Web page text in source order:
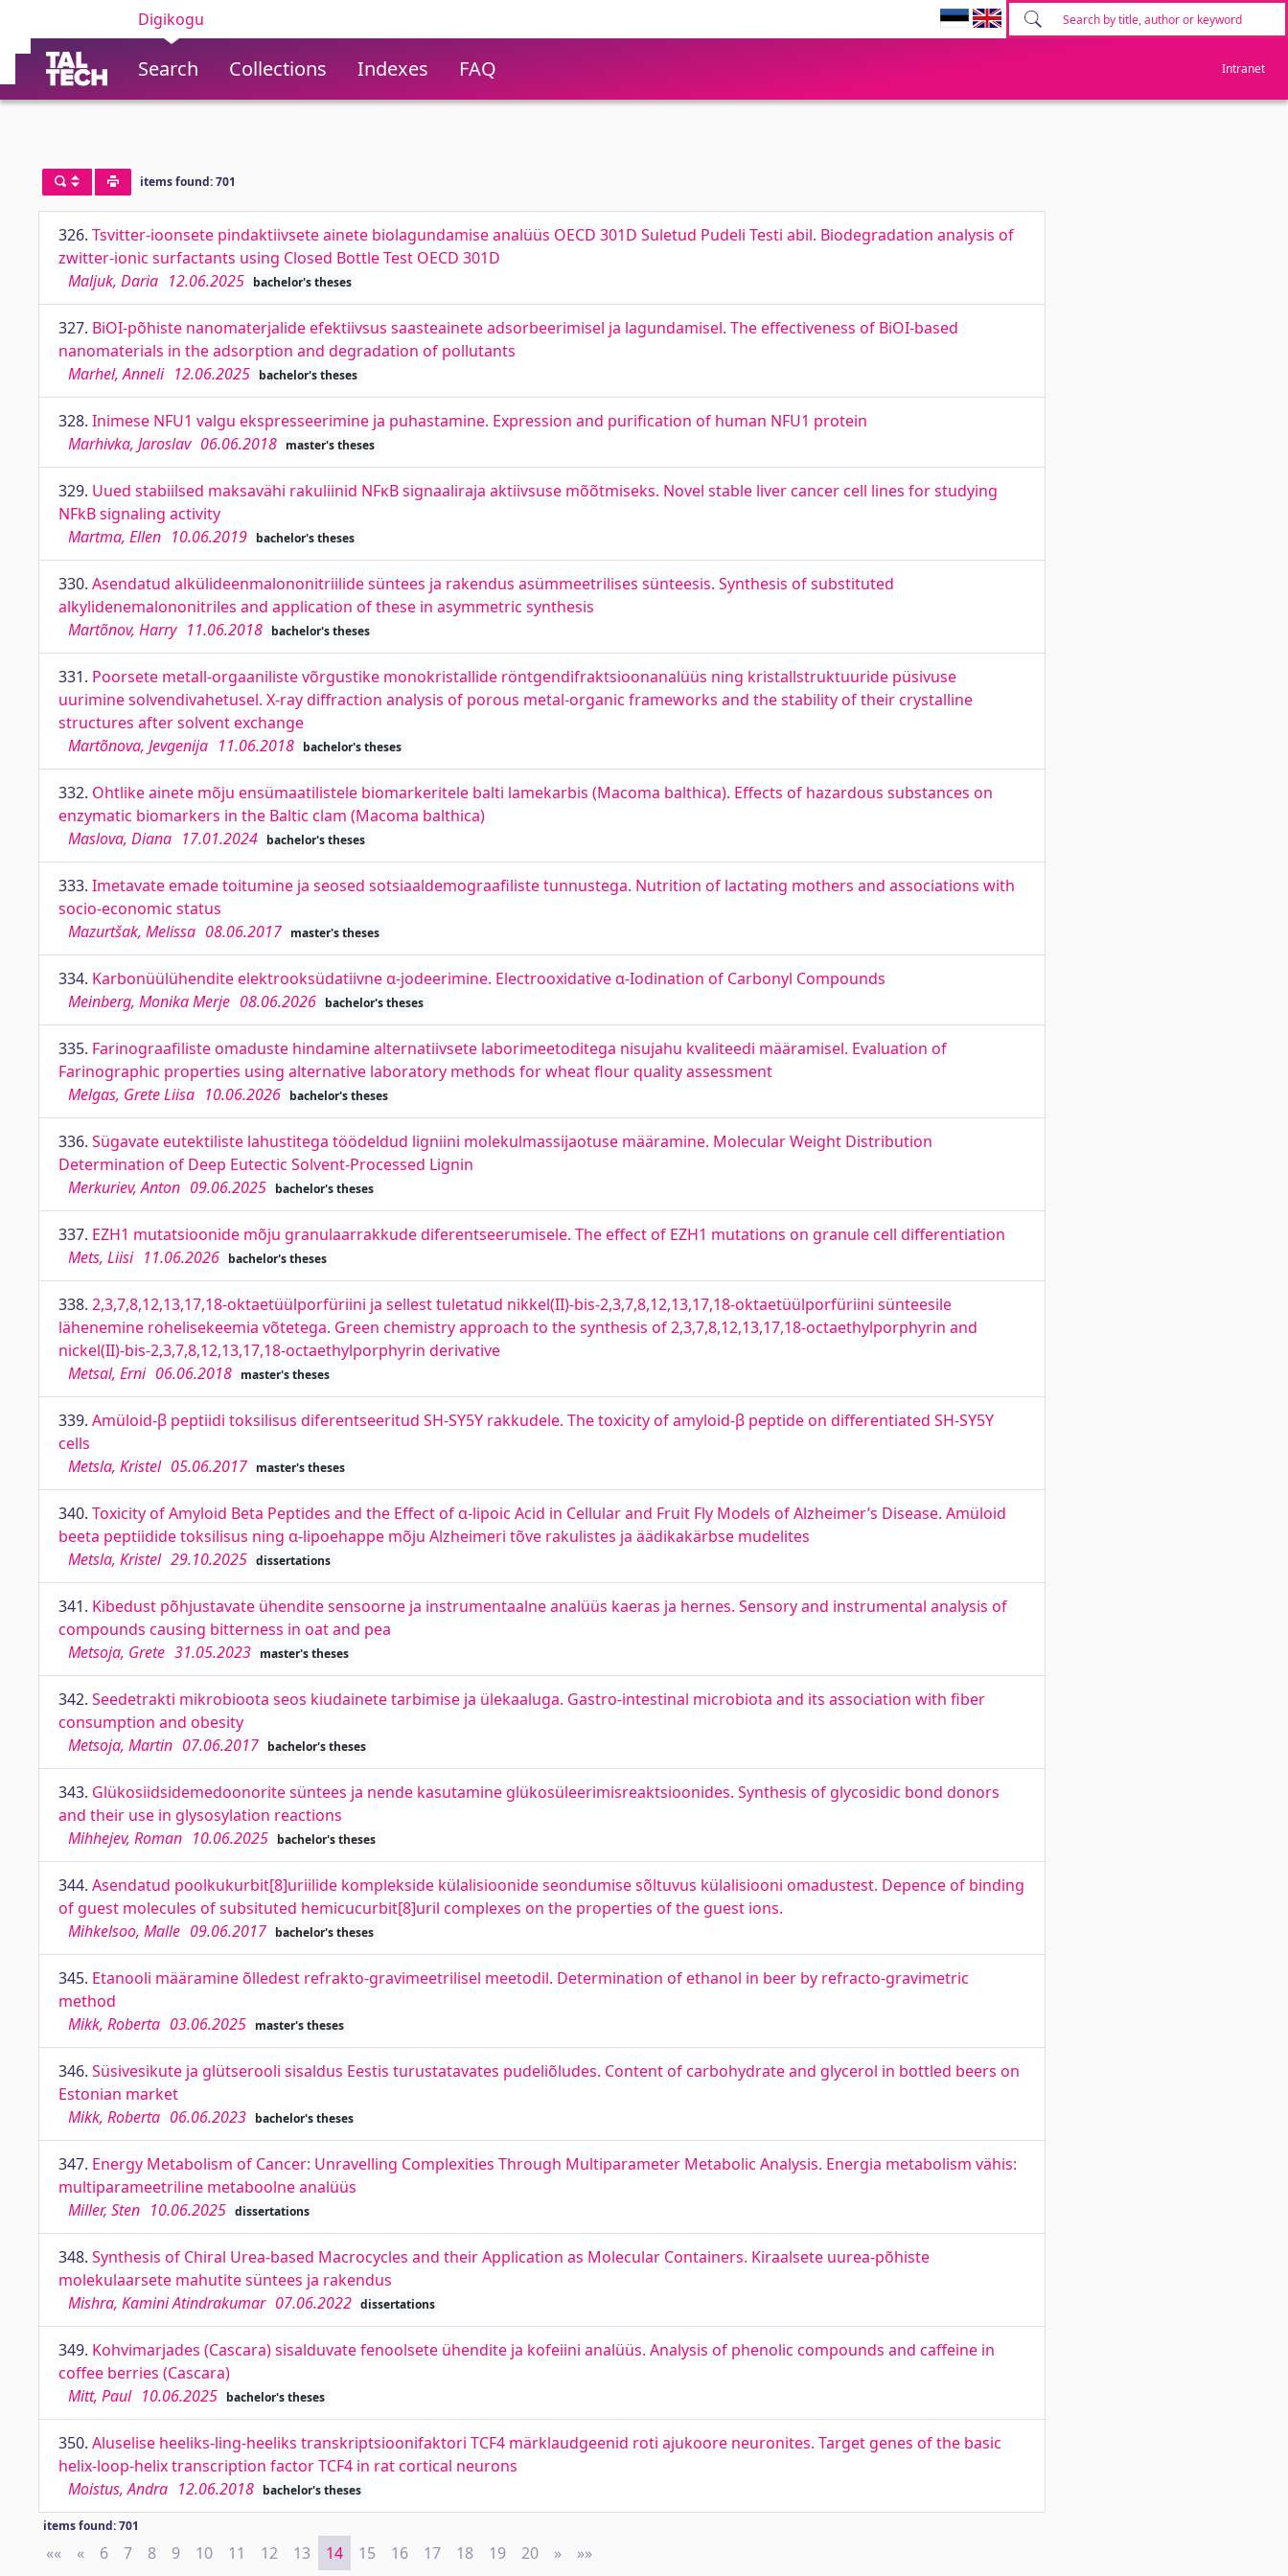
Digikogu
Search Collections Indexes FAQ Intranet
items found: 701
326. Tsvitter-ioonsete pindaktiivsete ainete biolagundamise analüüs OECD 301D Suletud Pudeli Testi abil. Biodegradation analysis of
zwitter-ionic surfactants using Closed Bottle Test OECD 301D
Maljuk, Daria 12.06.2025 bachelor's theses
327. BiOI-põhiste nanomaterjalide efektiivsus saasteainete adsorbeerimisel ja lagundamisel. The effectiveness of BiOI-based
nanomaterials in the adsorption and degradation of pollutants
Marhel, Anneli 12.06.2025 bachelor's theses
328. Inimese NFU1 valgu ekspresseerimine ja puhastamine. Expression and purification of human NFU1 protein
Marhivka, Jaroslav 06.06.2018 master's theses
329. Uued stabiilsed maksavähi rakuliinid NFκB signaaliraja aktiivsuse mõõtmiseks. Novel stable liver cancer cell lines for studying
NFkB signaling activity
Martma, Ellen 10.06.2019 bachelor's theses
330. Asendatud alkülideenmalononitriilide süntees ja rakendus asümmeetrilises sünteesis. Synthesis of substituted
alkylidenemalononitriles and application of these in asymmetric synthesis
Martõnov, Harry 11.06.2018 bachelor's theses
331. Poorsete metall-orgaaniliste võrgustike monokristallide röntgendifraktsioonanalüüs ning kristallstruktuuride püsivuse
uurimine solvendivahetusel. X-ray diffraction analysis of porous metal-organic frameworks and the stability of their crystalline
structures after solvent exchange
Martõnova, Jevgenija 11.06.2018 bachelor's theses
332. Ohtlike ainete mõju ensümaatilistele biomarkeritele balti lamekarbis (Macoma balthica). Effects of hazardous substances on
enzymatic biomarkers in the Baltic clam (Macoma balthica)
Maslova, Diana 17.01.2024 bachelor's theses
333. Imetavate emade toitumine ja seosed sotsiaaldemograafiliste tunnustega. Nutrition of lactating mothers and associations with
socio-economic status
Mazurtšak, Melissa 08.06.2017 master's theses
334. Karbonüülühendite elektrooksüdatiivne α-jodeerimine. Electrooxidative α-Iodination of Carbonyl Compounds
Meinberg, Monika Merje 08.06.2026 bachelor's theses
335. Farinograafiliste omaduste hindamine alternatiivsete laborimeetoditega nisujahu kvaliteedi määramisel. Evaluation of
Farinographic properties using alternative laboratory methods for wheat flour quality assessment
Melgas, Grete Liisa 10.06.2026 bachelor's theses
336. Sügavate eutektiliste lahustitega töödeldud ligniini molekulmassijaotuse määramine. Molecular Weight Distribution
Determination of Deep Eutectic Solvent-Processed Lignin
Merkuriev, Anton 09.06.2025 bachelor's theses
337. EZH1 mutatsioonide mõju granulaarrakkude diferentseerumisele. The effect of EZH1 mutations on granule cell differentiation
Mets, Liisi 11.06.2026 bachelor's theses
338. 2,3,7,8,12,13,17,18-oktaetüülporfüriini ja sellest tuletatud nikkel(II)-bis-2,3,7,8,12,13,17,18-oktaetüülporfüriini sünteesile
lähenemine rohelisekeemia võtetega. Green chemistry approach to the synthesis of 2,3,7,8,12,13,17,18-octaethylporphyrin and
nickel(II)-bis-2,3,7,8,12,13,17,18-octaethylporphyrin derivative
Metsal, Erni 06.06.2018 master's theses
339. Amüloid-β peptiidi toksilisus diferentseeritud SH-SY5Y rakkudele. The toxicity of amyloid-β peptide on differentiated SH-SY5Y
cells
Metsla, Kristel 05.06.2017 master's theses
340. Toxicity of Amyloid Beta Peptides and the Effect of α-lipoic Acid in Cellular and Fruit Fly Models of Alzheimer’s Disease. Amüloid
beeta peptiidide toksilisus ning α-lipoehappe mõju Alzheimeri tõve rakulistes ja äädikakärbse mudelites
Metsla, Kristel 29.10.2025 dissertations
341. Kibedust põhjustavate ühendite sensoorne ja instrumentaalne analüüs kaeras ja hernes. Sensory and instrumental analysis of
compounds causing bitterness in oat and pea
Metsoja, Grete 31.05.2023 master's theses
342. Seedetrakti mikrobioota seos kiudainete tarbimise ja ülekaaluga. Gastro-intestinal microbiota and its association with fiber
consumption and obesity
Metsoja, Martin 07.06.2017 bachelor's theses
343. Glükosiidsidemedoonorite süntees ja nende kasutamine glükosüleerimisreaktsioonides. Synthesis of glycosidic bond donors
and their use in glysosylation reactions
Mihhejev, Roman 10.06.2025 bachelor's theses
344. Asendatud poolkukurbit[8]uriilide komplekside külalisioonide seondumise sõltuvus külalisiooni omadustest. Depence of binding
of guest molecules of subsituted hemicucurbit[8]uril complexes on the properties of the guest ions.
Mihkelsoo, Malle 09.06.2017 bachelor's theses
345. Etanooli määramine õlledest refrakto-gravimeetrilisel meetodil. Determination of ethanol in beer by refracto-gravimetric
method
Mikk, Roberta 03.06.2025 master's theses
346. Süsivesikute ja glütserooli sisaldus Eestis turustatavates pudeliõludes. Content of carbohydrate and glycerol in bottled beers on
Estonian market
Mikk, Roberta 06.06.2023 bachelor's theses
347. Energy Metabolism of Cancer: Unravelling Complexities Through Multiparameter Metabolic Analysis. Energia metabolism vähis:
multiparameetriline metaboolne analüüs
Miller, Sten 10.06.2025 dissertations
348. Synthesis of Chiral Urea-based Macrocycles and their Application as Molecular Containers. Kiraalsete uurea-põhiste
molekulaarsete mahutite süntees ja rakendus
Mishra, Kamini Atindrakumar 07.06.2022 dissertations
349. Kohvimarjades (Cascara) sisalduvate fenoolsete ühendite ja kofeiini analüüs. Analysis of phenolic compounds and caffeine in
coffee berries (Cascara)
Mitt, Paul 10.06.2025 bachelor's theses
350. Aluselise heeliks-ling-heeliks transkriptsioonifaktori TCF4 märklaudgeenid roti ajukoore neuronites. Target genes of the basic
helix-loop-helix transcription factor TCF4 in rat cortical neurons
Moistus, Andra 12.06.2018 bachelor's theses
items found: 701
«« First
« Previous
6 7 8 9 10 11 12 13 14 15 16 17 18 19 20 » Next
»»